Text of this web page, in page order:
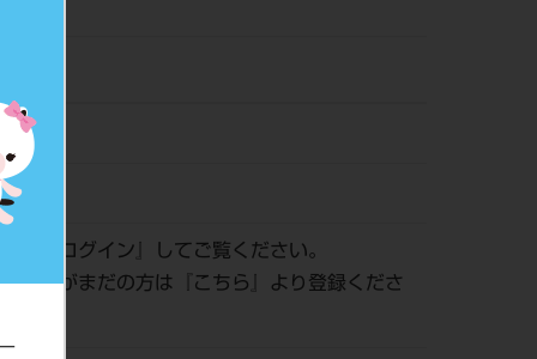
ログイン 』してご覧ください。
登録がまだの方は『
こちら 』より登録くださ